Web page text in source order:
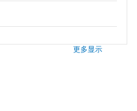
更多显示